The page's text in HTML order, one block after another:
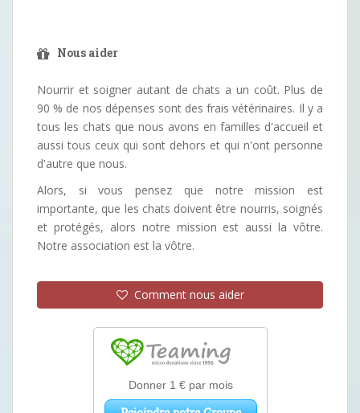
Nous aider
Nourrir et soigner autant de chats a un coût. Plus de
90 % de nos dépenses sont des frais vétérinaires. Il y a
tous les chats que nous avons en familles d'accueil et
aussi tous ceux qui sont dehors et qui n'ont personne
d'autre que nous.
Alors, si vous pensez que notre mission est
importante, que les chats doivent être nourris, soignés
et protégés, alors notre mission est aussi la vôtre.
Notre association est la vôtre.
Comment nous aider